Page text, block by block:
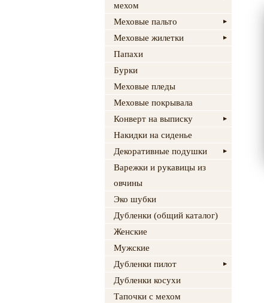
мехом
Меховые пальто
Меховые жилетки
Папахи
Бурки
Меховые пледы
Меховые покрывала
Конверт на выписку
Накидки на сиденье
Декоративные подушки
Варежки и рукавицы из
овчины
Эко шубки
Дубленки (общий каталог)
Женские
Мужские
Дубленки пилот
Дубленки косухи
Тапочки с мехом